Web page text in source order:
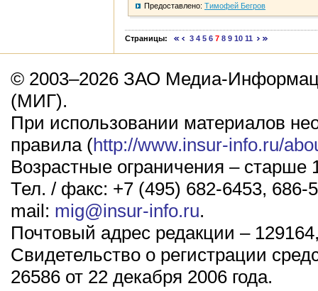
Предоставлено: Тимофей Бегров
Страницы: 3 4 5 6 7 8 9 10 11
© 2003–2026 ЗАО Медиа-
(МИГ).
При использовании материалов
правила (http://www.insur-info.ru/
Возрастные ограничения – старше
Тел. / факс: +7 (495) 682-6453, 686-
mail: mig@insur-info.ru.
Почтовый адрес редакции –
Свидетельство о регистрации
26586 от 22 декабря 2006 года.